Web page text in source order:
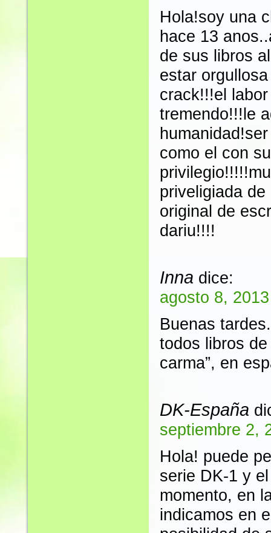
Hola!soy una
hace 13
de sus libros
estar
crack!!!el
tremendo!!!le
como el con
priveligiada
original de
dariu!!!!
Inna dice:
agosto 8,
Buenas
todos libros
carma”, en
DK-España
septiembre 2,
Hola! puede
serie DK-1 y
momento, en
indicamos en